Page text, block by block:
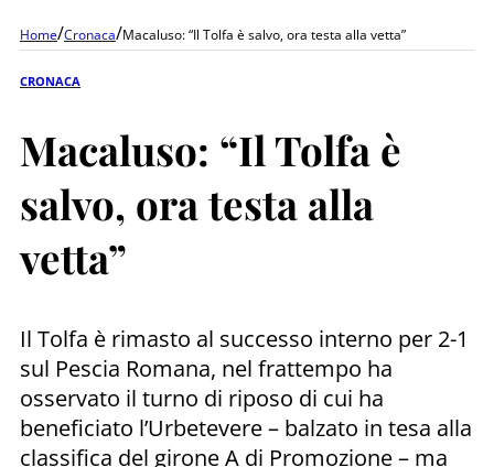
Home/Cronaca/Macaluso: “Il Tolfa è salvo, ora testa alla vetta”
CRONACA
Macaluso: “Il Tolfa è
salvo, ora testa alla
vetta”
Il Tolfa è rimasto al successo interno per 2-1
sul Pescia Romana, nel frattempo ha
osservato il turno di riposo di cui ha
beneficiato l’Urbetevere – balzato in tesa alla
classifica del girone A di Promozione – ma